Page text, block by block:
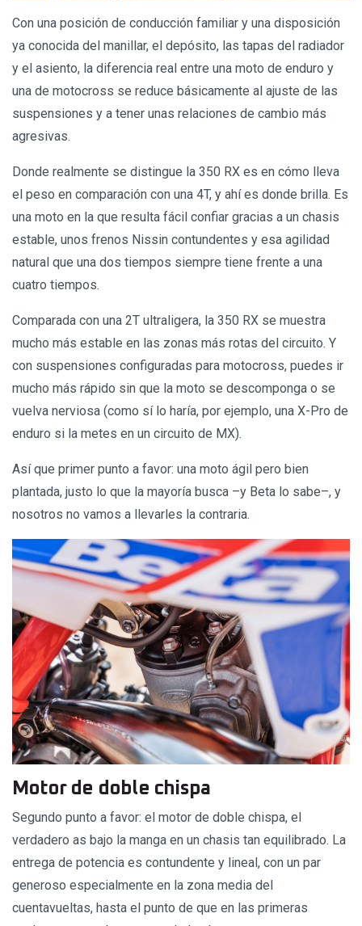
Con una posición de conducción familiar y una disposición
ya conocida del manillar, el depósito, las tapas del radiador
y el asiento, la diferencia real entre una moto de enduro y
una de motocross se reduce básicamente al ajuste de las
suspensiones y a tener unas relaciones de cambio más
agresivas.
Donde realmente se distingue la 350 RX es en cómo lleva
el peso en comparación con una 4T, y ahí es donde brilla. Es
una moto en la que resulta fácil confiar gracias a un chasis
estable, unos frenos Nissin contundentes y esa agilidad
natural que una dos tiempos siempre tiene frente a una
cuatro tiempos.
Comparada con una 2T ultraligera, la 350 RX se muestra
mucho más estable en las zonas más rotas del circuito. Y
con suspensiones configuradas para motocross, puedes ir
mucho más rápido sin que la moto se descomponga o se
vuelva nerviosa (como sí lo haría, por ejemplo, una X-Pro de
enduro si la metes en un circuito de MX).
Así que primer punto a favor: una moto ágil pero bien
plantada, justo lo que la mayoría busca –y Beta lo sabe–, y
nosotros no vamos a llevarles la contraria.
Motor de doble chispa
Segundo punto a favor: el motor de doble chispa, el
verdadero as bajo la manga en un chasis tan equilibrado. La
entrega de potencia es contundente y lineal, con un par
generoso especialmente en la zona media del
cuentavueltas, hasta el punto de que en las primeras